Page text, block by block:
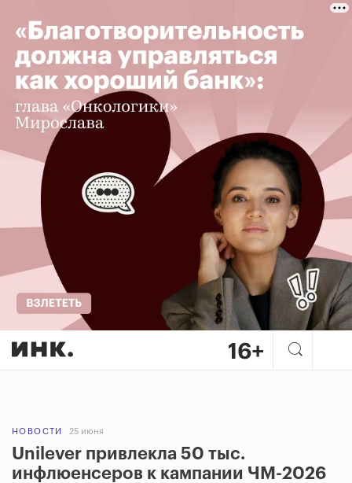
НОВОСТИ 25 июня
Unilever привлекла 50 тыс.
инфлюенсеров к кампании ЧМ-2026